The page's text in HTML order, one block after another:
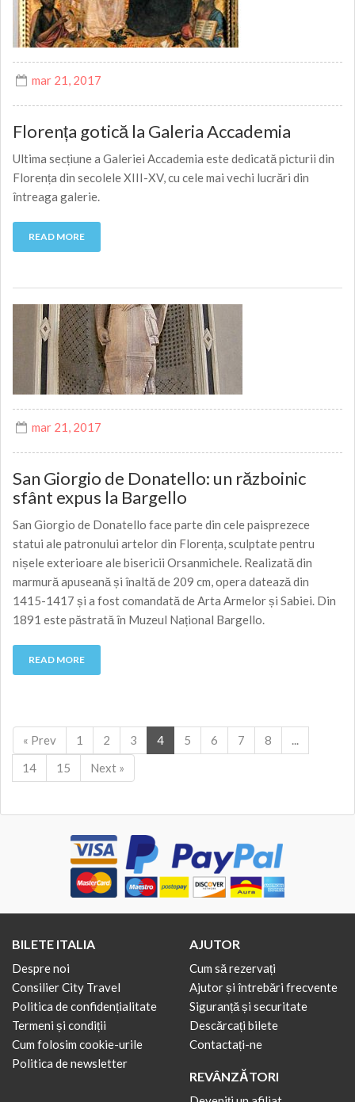
mar 21, 2017
Florența gotică la Galeria Accademia
Ultima secțiune a Galeriei Accademia este dedicată picturii din
Florența din secolele XIII-XV, cu cele mai vechi lucrări din
întreaga galerie.
READ MORE
mar 21, 2017
San Giorgio de Donatello: un războinic
sfânt expus la Bargello
San Giorgio de Donatello face parte din cele paisprezece
statui ale patronului artelor din Florența, sculptate pentru
nișele exterioare ale bisericii Orsanmichele. Realizată din
marmură apuseană și înaltă de 209 cm, opera datează din
1415-1417 și a fost comandată de Arta Armelor și Sabiei. Din
1891 este păstrată în Muzeul Național Bargello.
READ MORE
« Prev 1 2 3 4 5 6 7 8
...
14
15 Next »
BILETE ITALIA
Despre noi
Consilier City Travel
Politica de confidențialitate
Termeni și condiții
Cum folosim cookie-urile
Politica de newsletter
AJUTOR
Cum să rezervați
Ajutor și întrebări frecvente
Siguranță și securitate
Descărcați bilete
Contactați-ne
REVÂNZĂTORI